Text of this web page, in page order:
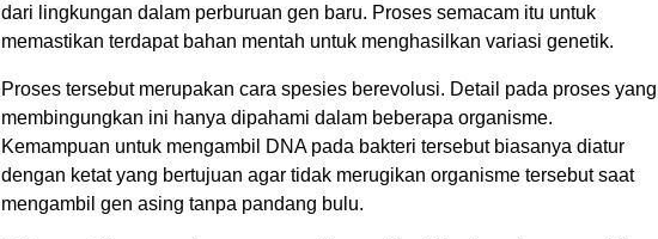
dari lingkungan dalam perburuan gen baru. Proses semacam itu untuk
memastikan terdapat bahan mentah untuk menghasilkan variasi genetik.
Proses tersebut merupakan cara spesies berevolusi. Detail pada proses yang
membingungkan ini hanya dipahami dalam beberapa organisme.
Kemampuan untuk mengambil DNA pada bakteri tersebut biasanya diatur
dengan ketat yang bertujuan agar tidak merugikan organisme tersebut saat
mengambil gen asing tanpa pandang bulu.